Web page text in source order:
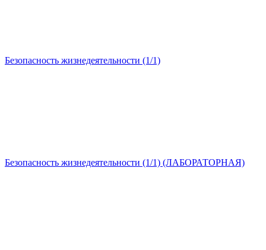
Безопасность жизнедеятельности (1/1)
Безопасность жизнедеятельности (1/1) (ЛАБОРАТОРНАЯ)